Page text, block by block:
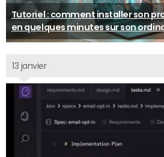
Tutoriel : comment installer son
en quelques minutes sur son
13 janvier